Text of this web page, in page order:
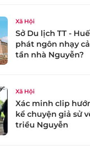
Xã Hội
Sở Du lịch TT -
phát ngôn nhạy
tần nhà Nguyễn?
Xã Hội
Xác minh clip
kể chuyện giả sử
triều Nguyễn